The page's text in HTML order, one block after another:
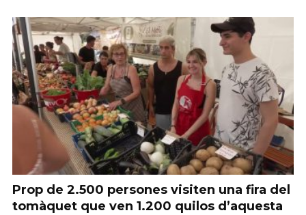
Prop de 2.500 persones visiten una fira del
tomàquet que ven 1.200 quilos d’aquesta